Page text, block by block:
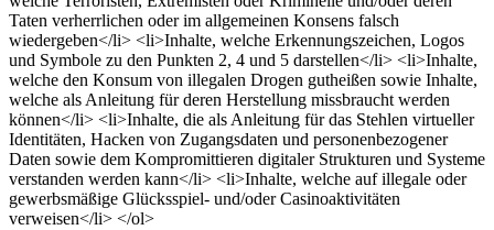
Taten verherrlichen oder im allgemeinen Konsens falsch
wiedergeben</li> <li>Inhalte, welche Erkennungszeichen, Logos
und Symbole zu den Punkten 2, 4 und 5 darstellen</li> <li>Inhalte,
welche den Konsum von illegalen Drogen gutheißen sowie Inhalte,
welche als Anleitung für deren Herstellung missbraucht werden
können</li> <li>Inhalte, die als Anleitung für das Stehlen virtueller
Identitäten, Hacken von Zugangsdaten und personenbezogener
Daten sowie dem Kompromittieren digitaler Strukturen und Systeme
verstanden werden kann</li> <li>Inhalte, welche auf illegale oder
gewerbsmäßige Glücksspiel- und/oder Casinoaktivitäten
verweisen</li> </ol>